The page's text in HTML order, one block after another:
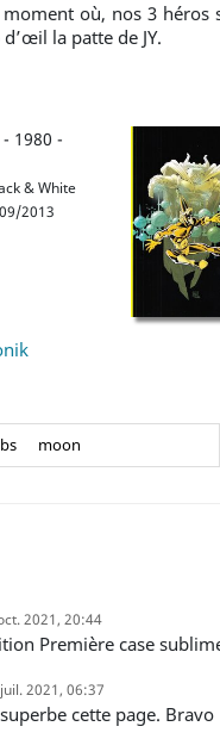
où, nos 3
la patte de JY.
1980 -
& White
09/2013
moon
2021, 20:44
Première case
2021, 06:37
cette page. Bravo